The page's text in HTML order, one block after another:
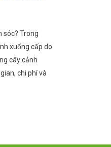
sóc? Trong
xuống cấp do
cây cảnh
chi phí và